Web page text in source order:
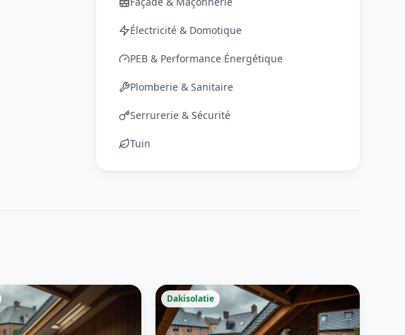
Électricité & Domotique
PEB & Performance Énergétique
Plomberie & Sanitaire
Serrurerie & Sécurité
Tuin
Dakisolatie